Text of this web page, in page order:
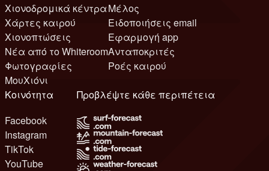
Χιονοδρομικά κέντρα
Χάρτες καιρού
Χιονοπτώσεις
Νέα από το Whiteroom
Φωτογραφίες
ΜουΧιόνι
Μέλος
Ειδοποιήσεις email
Εφαρμογή app
Ανταποκριτές
Ροές καιρού
Κοινότητα
Facebook
Instagram
TikTok
YouTube
Προβλέψτε κάθε περιπέτεια